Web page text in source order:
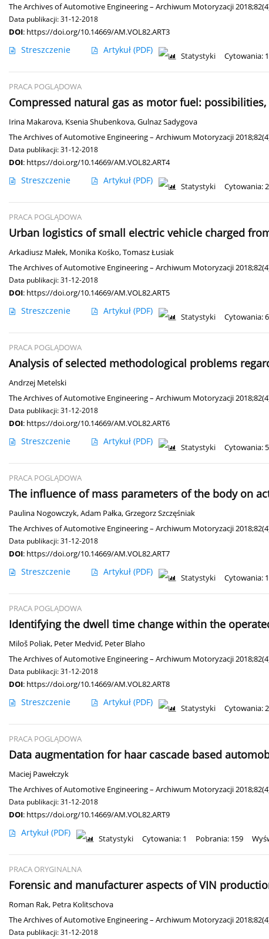
The Archives of Automotive Engineering – Archiwum Motoryzacji
Data publikacji: 31-12-2018
DOI: https://doi.org/10.14669/AM.VOL82.ART3
Streszczenie Artykuł (PDF)
Statystyki Cytowania: 1
PRACA POGLĄDOWA
Compressed natural gas as motor fuel:
Irina Makarova, Ksenia Shubenkova,Gulnaz Sadygova
The Archives of Automotive Engineering – Archiwum Motoryzacji
Data publikacji: 31-12-2018
DOI: https://doi.org/10.14669/AM.VOL82.ART4
Streszczenie Artykuł (PDF)
Statystyki Cytowania: 2
PRACA POGLĄDOWA
Urban logistics of small electric vehicle charged
Arkadiusz Małek, Monika Kośko,Tomasz Łusiak
The Archives of Automotive Engineering – Archiwum Motoryzacji
Data publikacji: 31-12-2018
DOI: https://doi.org/10.14669/AM.VOL82.ART5
Streszczenie Artykuł (PDF)
Statystyki Cytowania: 6
PRACA POGLĄDOWA
Analysis of selected methodological problems
Andrzej Metelski
The Archives of Automotive Engineering – Archiwum Motoryzacji
Data publikacji: 31-12-2018
DOI: https://doi.org/10.14669/AM.VOL82.ART6
Streszczenie Artykuł (PDF)
Statystyki Cytowania: 5
PRACA POGLĄDOWA
The influence of mass parameters of the body on
Paulina Nogowczyk,Adam Pałka,Grzegorz Szczęśniak
The Archives of Automotive Engineering – Archiwum Motoryzacji
Data publikacji: 31-12-2018
DOI: https://doi.org/10.14669/AM.VOL82.ART7
Streszczenie Artykuł (PDF)
Statystyki Cytowania: 1
PRACA POGLĄDOWA
Identifying the dwell time change within the
Miloš Poliak, Peter Medviď, Peter Blaho
The Archives of Automotive Engineering – Archiwum Motoryzacji
Data publikacji: 31-12-2018
DOI: https://doi.org/10.14669/AM.VOL82.ART8
Streszczenie Artykuł (PDF)
Statystyki Cytowania: 2
PRACA POGLĄDOWA
Data augmentation for haar cascade based
Maciej Pawełczyk
The Archives of Automotive Engineering – Archiwum Motoryzacji
Data publikacji: 31-12-2018
DOI: https://doi.org/10.14669/AM.VOL82.ART9
Artykuł (PDF)
Statystyki Cytowania: 1 Pobrania: 159
PRACA ORYGINALNA
Forensic and manufacturer aspects of VIN
Roman Rak, Petra Kolitschova
The Archives of Automotive Engineering – Archiwum Motoryzacji
Data publikacji: 31-12-2018